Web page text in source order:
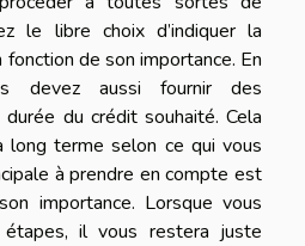
le libre choix d’indiquer la
de son importance. En
devez aussi fournir des
du crédit souhaité. Cela
terme selon ce qui vous
à prendre en compte est
importance. Lorsque vous
étapes, il vous restera juste